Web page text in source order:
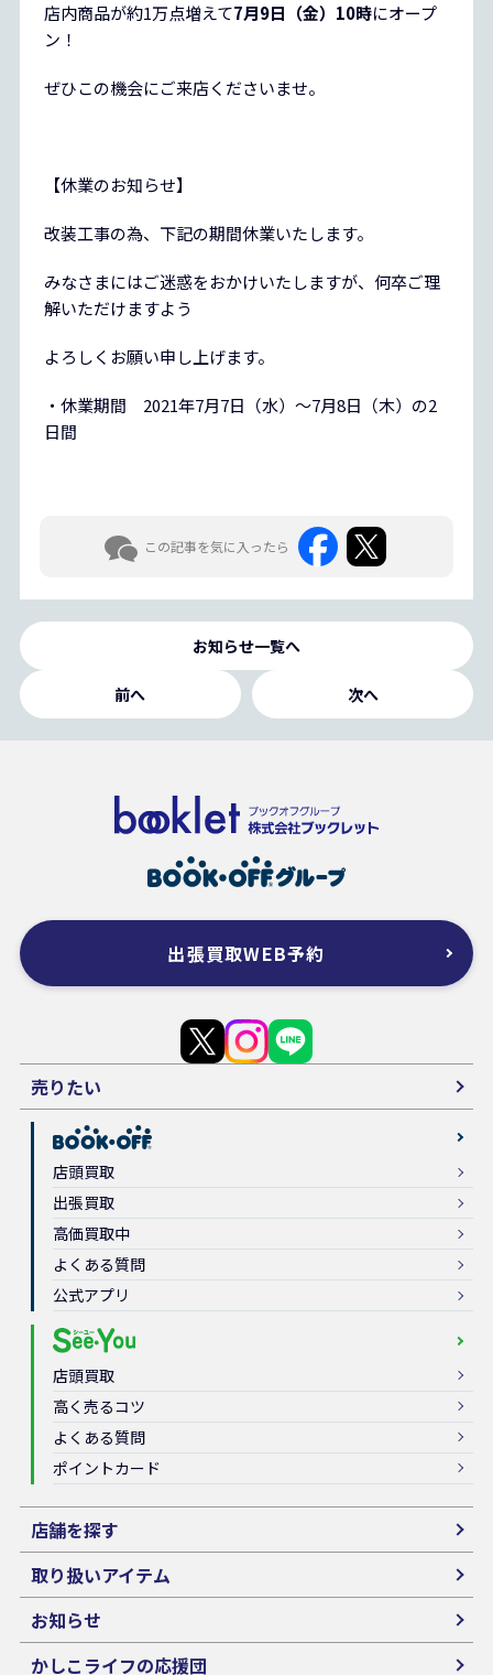
店内商品が約1万点増えて7月9日（金）10時にオープ
ン！
ぜひこの機会にご来店くださいませ。
【休業のお知らせ】
改装工事の為、下記の期間休業いたします。
みなさまにはご迷惑をおかけいたしますが、何卒ご理
解いただけますよう
よろしくお願い申し上げます。
・休業期間 2021年7月7日（水）～7月8日（木）の2
日間
この記事を気に入ったら
お知らせ一覧へ
前へ 次へ
出張買取WEB予約
売りたい
店頭買取
出張買取
高価買取中
よくある質問
公式アプリ
店頭買取
高く売るコツ
よくある質問
ポイントカード
店舗を探す
取り扱いアイテム
お知らせ
かしこライフの応援団